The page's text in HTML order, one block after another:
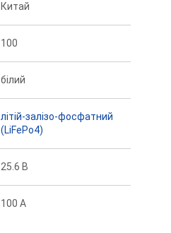
Китай
100
білий
літій-залізо-фосфатний
(LiFePo4)
25.6 В
100 А